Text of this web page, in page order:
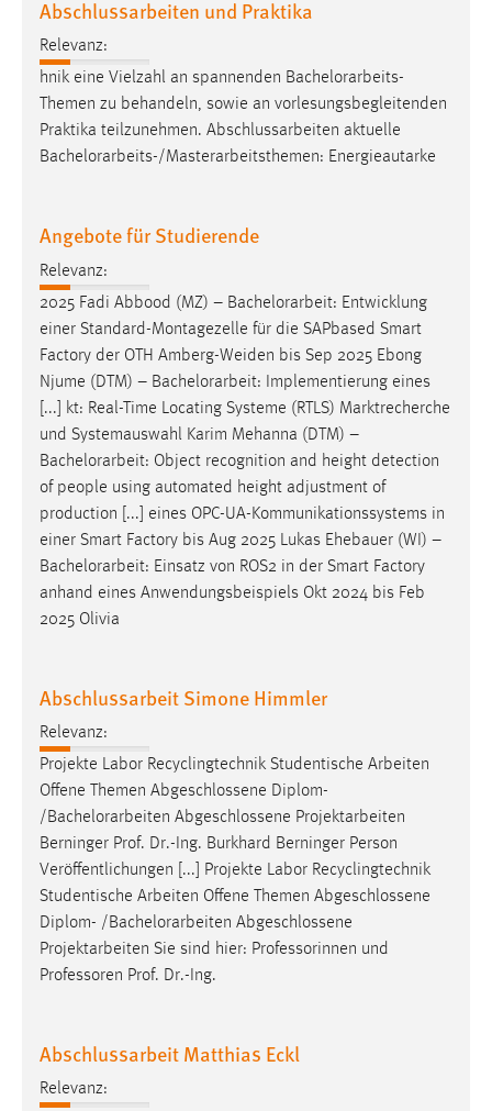
Abschlussarbeiten und Praktika
Relevanz:
hnik eine Vielzahl an spannenden Bachelorarbeits-
Themen zu behandeln, sowie an vorlesungsbegleitenden
Praktika teilzunehmen. Abschlussarbeiten aktuelle
Bachelorarbeits-/Masterarbeitsthemen: Energieautarke
Angebote für Studierende
Relevanz:
2025 Fadi Abbood (MZ) – Bachelorarbeit: Entwicklung
einer Standard-Montagezelle für die SAPbased Smart
Factory der OTH Amberg-Weiden bis Sep 2025 Ebong
Njume (DTM) – Bachelorarbeit: Implementierung eines
[...] kt: Real-Time Locating Systeme (RTLS) Marktrecherche
und Systemauswahl Karim Mehanna (DTM) –
Bachelorarbeit: Object recognition and height detection
of people using automated height adjustment of
production [...] eines OPC-UA-Kommunikationssystems in
einer Smart Factory bis Aug 2025 Lukas Ehebauer (WI) –
Bachelorarbeit: Einsatz von ROS2 in der Smart Factory
anhand eines Anwendungsbeispiels Okt 2024 bis Feb
2025 Olivia
Abschlussarbeit Simone Himmler
Relevanz:
Projekte Labor Recyclingtechnik Studentische Arbeiten
Offene Themen Abgeschlossene Diplom-
/ Bachelorarbeiten Abgeschlossene Projektarbeiten
Berninger Prof. Dr.-Ing. Burkhard Berninger Person
Veröffentlichungen [...] Projekte Labor Recyclingtechnik
Studentische Arbeiten Offene Themen Abgeschlossene
Diplom- / Bachelorarbeiten Abgeschlossene
Projektarbeiten Sie sind hier: Professorinnen und
Professoren Prof. Dr.-Ing.
Abschlussarbeit Matthias Eckl
Relevanz:
Zweck:
Das Cookie speichert die gewählte Sprache der Website.
Cookie Laufzeit:
30 Tage
MibewSessionID, MIBEW_UserID, mibew_locale, mibew-
chat-frame-style-5e9dbeb1811c0446
Zweck:
Wird benötigt um die Chatfunktion nutzen zu können.
Cookie Laufzeit:
5e9dbeb1811c0446 = Sitzungslaufzeit, mibew_locale = 3
Jahre, MIBEW_UserID = 1 Jahr
Login
Name:
fe_user, be_user, be_lastLoginProvider
Zweck:
Cookie Laufzeit:
24 Stunden
STATISTIK
Statistik Cookies erfassen Informationen anonym.
Diese Informationen helfen uns zu verstehen, wie
unsere Besucher unsere Website nutzen.
Matomo
Zweck:
Zugriffsstatistik